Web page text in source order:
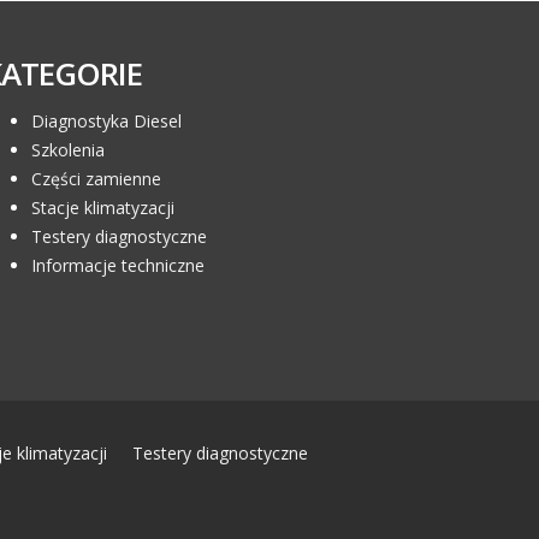
Diagnostyka Diesel
Szkolenia
Części zamienne
Stacje klimatyzacji
Testery diagnostyczne
Informacje techniczne
klimatyzacji Testery diagnostyczne